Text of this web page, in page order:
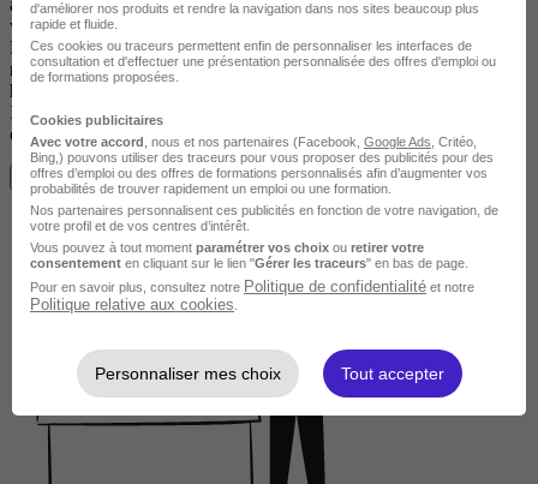
à Z : de la maîtrise des gestes à la création et au développement de
votre activité.
Dans un cadre chaleureux et personnalisé, vous progressez à votre
rythme, guidé par des experts passionnés et une équipe avant tout
humaine.
Inspirez, apprenez, rayonnez : développez un savoir-faire unique,
créez des expériences d’exception et construisez un succès durable.
Voir plus
d'améliorer nos produits et rendre la navigation dans nos sites beaucoup plus
rapide et fluide.
Ces cookies ou traceurs permettent enfin de personnaliser les interfaces de
consultation et d'effectuer une présentation personnalisée des offres d'emploi ou
de formations proposées.
Cookies publicitaires
Avec votre accord , nous et nos partenaires (Facebook, Google Ads , Critéo,
Bing,) pouvons utiliser des traceurs pour vous proposer des publicités pour des
offres d’emploi ou des offres de formations personnalisés afin d’augmenter vos
probabilités de trouver rapidement un emploi ou une formation.
Nos partenaires personnalisent ces publicités en fonction de votre navigation, de
votre profil et de vos centres d’intérêt.
Vous pouvez à tout moment paramétrer vos choix ou retirer votre
consentement en cliquant sur le lien "Gérer les traceurs" en bas de page.
Pour en savoir plus, consultez notre Politique de confidentialité et notre
Politique relative aux cookies
Personnaliser mes choix Tout accepter